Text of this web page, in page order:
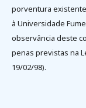
porventura
à Universidade
observância deste
penas previstas na
19/02/98).